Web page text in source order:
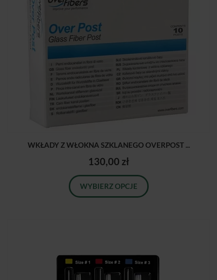
WKŁADY Z WŁOKNA SZKLANEGO OVERPOST ...
130,00 zł
WYBIERZ OPCJE